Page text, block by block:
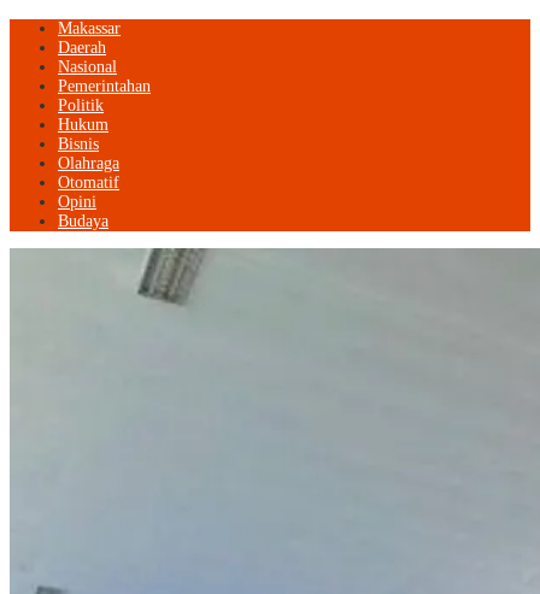
Makassar
Daerah
Nasional
Pemerintahan
Politik
Hukum
Bisnis
Olahraga
Otomatif
Opini
Budaya